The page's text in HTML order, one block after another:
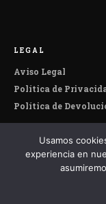
LEGAL
Aviso Legal
Política de
Política de
© 2026
Usamos
experiencia en